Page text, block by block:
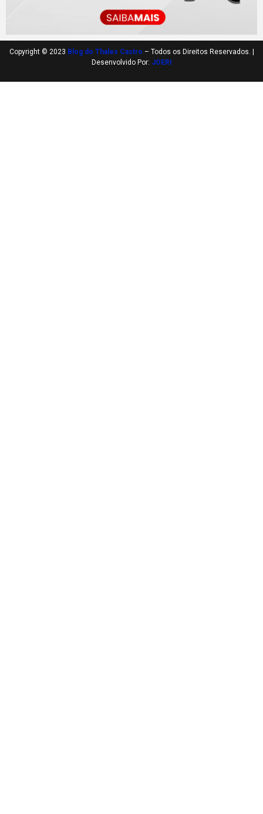
Copyright © 2023 Blog do Thales Castro – Todos os Direitos Reservados. |
Desenvolvido Por: JOERI